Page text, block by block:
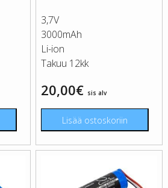
3,7V
3000mAh
Li-ion
Takuu 12kk
20,00€ sis alv
Lisää ostoskoriin